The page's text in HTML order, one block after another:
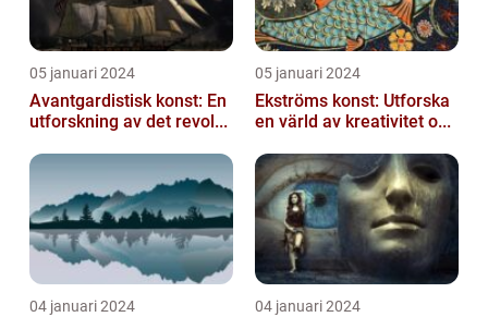
05 januari 2024
Avantgardistisk konst: En
utforskning av det revol...
05 januari 2024
Ekströms konst: Utforska
en värld av kreativitet o...
04 januari 2024 04 januari 2024